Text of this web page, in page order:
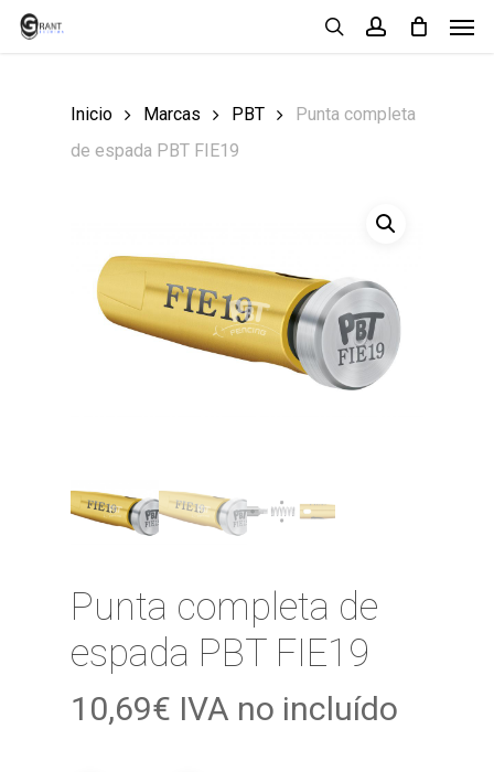
Skip
Inicio Marcas PBT
Punta completa
de espada PBT FIE19
Punta completa de
espada PBT FIE19
10,69€ IVA no incluído